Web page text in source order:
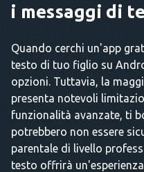
i messaggi di
Quando cerchi un'app
testo di tuo figlio su
opzioni. Tuttavia, la
presenta notevoli
funzionalità avanzate, ti
potrebbero non essere
parentale di livello
testo offrirà